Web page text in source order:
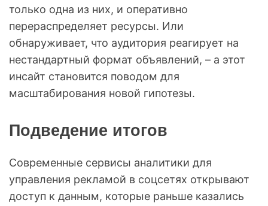
только одна из них, и оперативно
перераспределяет ресурсы. Или
обнаруживает, что аудитория реагирует на
нестандартный формат объявлений, – а этот
инсайт становится поводом для
масштабирования новой гипотезы.
Подведение итогов
Современные сервисы аналитики для
управления рекламой в соцсетях открывают
доступ к данным, которые раньше казались